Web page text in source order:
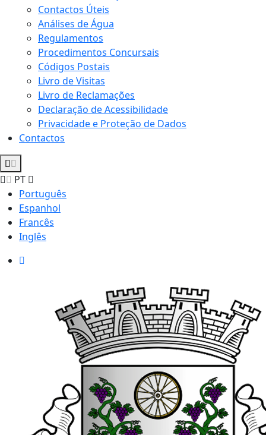
Contactos Úteis
Análises de Água
Regulamentos
Procedimentos Concursais
Códigos Postais
Livro de Visitas
Livro de Reclamações
Declaração de Acessibilidade
Privacidade e Proteção de Dados
Contactos
PT
Português
Espanhol
Francês
Inglês